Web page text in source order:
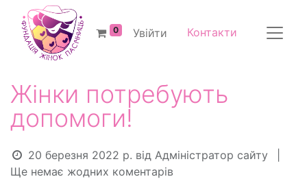
0 Увійти Контакти
Жінки потребують
допомоги!
20 березня 2022 р. від Адміністратор сайту
Ще немає жодних коментарів